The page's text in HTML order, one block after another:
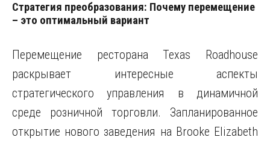
Стратегия преобразования: Почему перемещение
– это оптимальный вариант
Перемещение ресторана Texas Roadhouse
раскрывает интересные аспекты
стратегического управления в динамичной
среде розничной торговли. Запланированное
открытие нового заведения на Brooke Elizabeth